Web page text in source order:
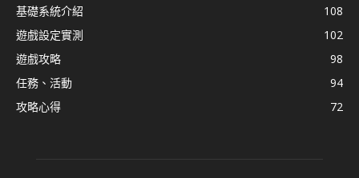
基礎系統介紹
108
遊戲設定實測
102
遊戲攻略
98
任務、活動
94
攻略心得
72